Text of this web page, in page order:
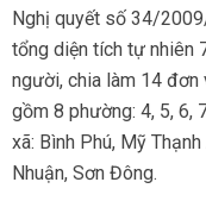
Nghị quyết số 34/
tổng diện tích tự nhiên
người, chia làm 14 đơn
gồm 8 phường: 4, 5, 6,
xã: Bình Phú, Mỹ
Nhuận, Sơn Đông.